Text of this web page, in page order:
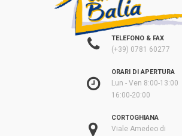
TELEFONO & FAX
(+39) 0781 60277
ORARI DI APERTURA
Lun - Ven 8:00-13:00
16:00-20:00
CORTOGHIANA
Viale Amedeo di